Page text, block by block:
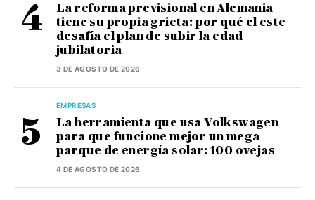
La reforma previsional en Alemania
tiene su propia grieta: por qué el este
desafía el plan de subir la edad
jubilatoria
3 DE AGOSTO DE 2026
EMPRESAS
La herramienta que usa Volkswagen
para que funcione mejor un mega
parque de energía solar: 100 ovejas
4 DE AGOSTO DE 2026